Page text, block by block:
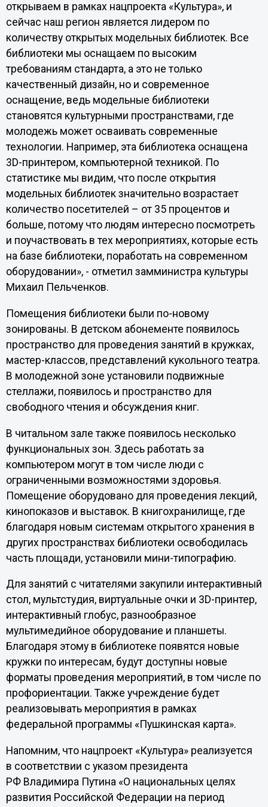
открываем в рамках нацпроекта «Культура», и
сейчас наш регион является лидером по
количеству открытых модельных библиотек. Все
библиотеки мы оснащаем по высоким
требованиям стандарта, а это не только
качественный дизайн, но и современное
оснащение, ведь модельные библиотеки
становятся культурными пространствами, где
молодежь может осваивать современные
технологии. Например, эта библиотека оснащена
3D-принтером, компьютерной техникой. По
статистике мы видим, что после открытия
модельных библиотек значительно возрастает
количество посетителей – от 35 процентов и
больше, потому что людям интересно посмотреть
и поучаствовать в тех мероприятиях, которые есть
на базе библиотеки, поработать на современном
оборудовании», - отметил замминистра культуры
Михаил Пельченков.
Помещения библиотеки были по-новому
зонированы. В детском абонементе появилось
пространство для проведения занятий в кружках,
мастер-классов, представлений кукольного театра.
В молодежной зоне установили подвижные
стеллажи, появилось и пространство для
свободного чтения и обсуждения книг.
В читальном зале также появилось несколько
функциональных зон. Здесь работать за
компьютером могут в том числе люди с
ограниченными возможностями здоровья.
Помещение оборудовано для проведения лекций,
кинопоказов и выставок. В книгохранилище, где
благодаря новым системам открытого хранения в
других пространствах библиотеки освободилась
часть площади, установили мини-типографию.
Для занятий с читателями закупили интерактивный
стол, мультстудия, виртуальные очки и 3D-принтер,
интерактивный глобус, разнообразное
мультимедийное оборудование и планшеты.
Благодаря этому в библиотеке появятся новые
кружки по интересам, будут доступны новые
форматы проведения мероприятий, в том числе по
профориентации. Также учреждение будет
реализовывать мероприятия в рамках
федеральной программы «Пушкинская карта».
Напомним, что нацпроект «Культура» реализуется
в соответствии с указом президента
РФ Владимира Путина «О национальных целях
развития Российской Федерации на период